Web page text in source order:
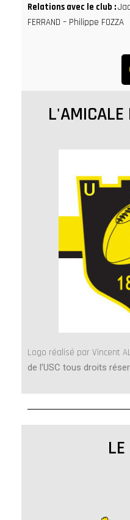
Relations avec le club :
FERRAND – Philippe FOZZA
L'AMICALE
Logo réalisé par Vincent
de l’USC tous droits
LE